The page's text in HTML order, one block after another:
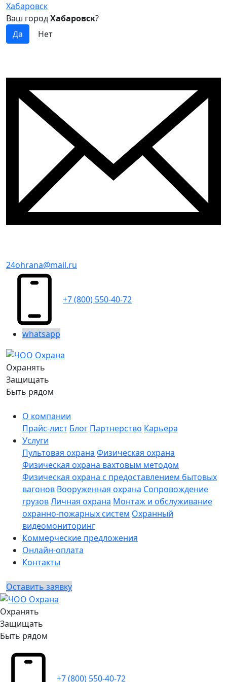
Хабаровск
Ваш городХабаровск?
24ohrana@mail.ru
+7 (800) 550-40-72
whatsapp
Охранять
Защищать
Быть рядом
О компании
Прайс-лист Блог Партнерство Карьера
Услуги
Пультовая охрана Физическая охрана
Физическая охрана вахтовым методом
Физическая охрана с предоставлением бытовых
вагонов Вооруженная охрана Сопровождение
грузовЛичная охрана Монтаж и обслуживание
охранно-пожарных систем Охранный
видеомониторинг
Коммерческие предложения
Онлайн-оплата
Контакты
Оставить заявку
Охранять
Защищать
Быть рядом
+7 (800) 550-40-72